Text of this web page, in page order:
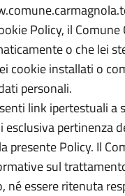
Policy, il
o che lei
cookie installati o
personali.
link ipertestuali
pertinenza
presente Policy. Il
sul
né essere ritenuta